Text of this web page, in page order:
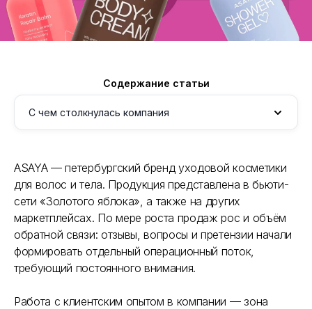
Содержание статьи
С чем столкнулась компания
Как выбирали и внедряли сервис
Результат
Советы по внедрению
ASAYA — петербургский бренд уходовой косметики
для волос и тела. Продукция представлена в бьюти-
сети «Золотого яблока», а также на других
маркетплейсах. По мере роста продаж рос и объём
обратной связи: отзывы, вопросы и претензии начали
формировать отдельный операционный поток,
требующий постоянного внимания.
Работа с клиентским опытом в компании — зона